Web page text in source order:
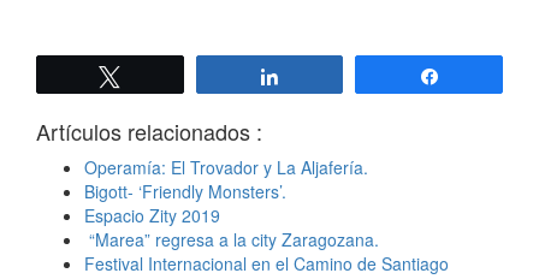
Artículos relacionados :
Operamía: El Trovador y La Aljafería.
Bigott- ‘Friendly Monsters’.
Espacio Zity 2019
“Marea” regresa a la city Zaragozana.
Festival Internacional en el Camino de Santiago